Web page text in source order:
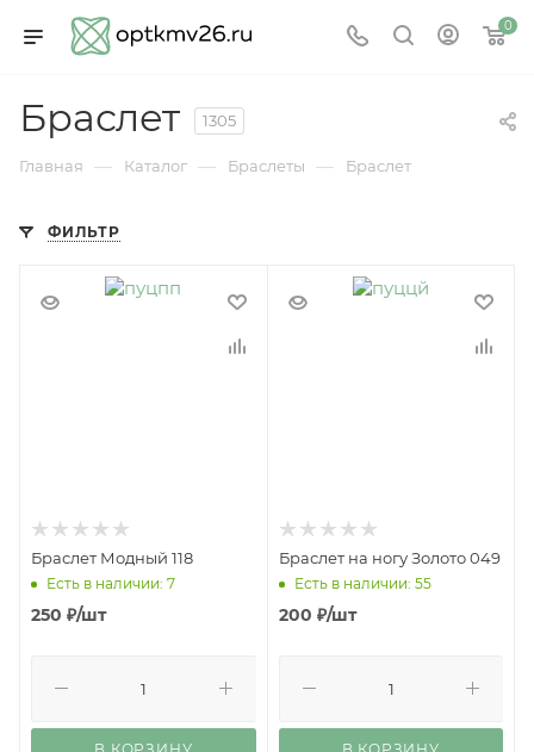
0
Браслет 1305
Главная — Каталог — Браслеты — Браслет
ФИЛЬТР
Браслет Модный 118
Есть в наличии: 7
250 ₽/шт
В КОРЗИНУ
Браслет на ногу Золото 049
Есть в наличии: 55
200 ₽/шт
В КОРЗИНУ